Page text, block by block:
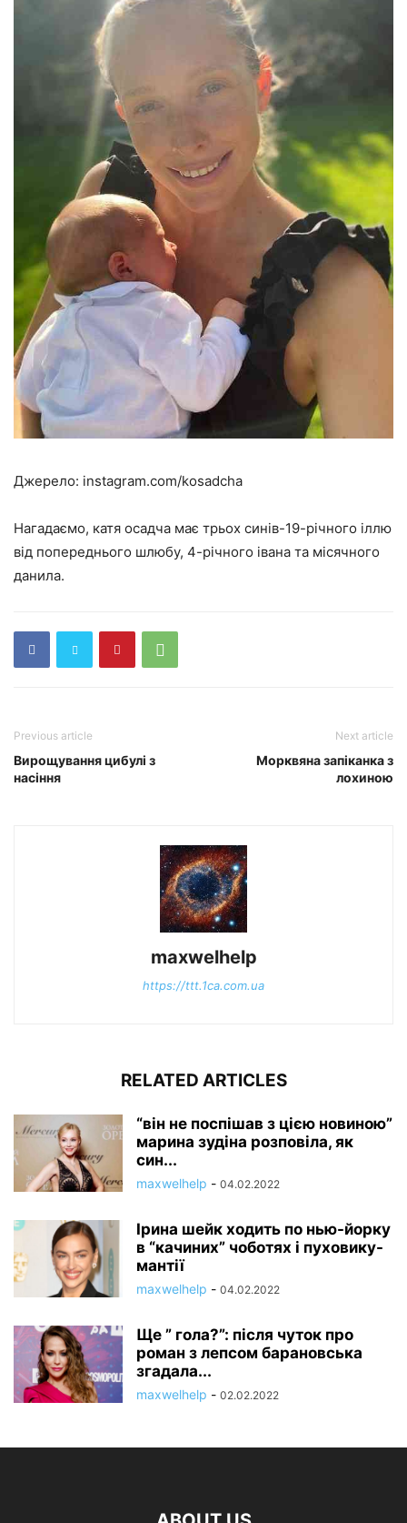
Джерело: instagram.com/kosadcha
Нагадаємо, катя осадча має трьох синів-19-річного іллю
від попереднього шлюбу, 4-річного івана та місячного
данила.
Previous article
Вирощування цибулі з
насіння
Next article
Морквяна запіканка з
лохиною
maxwelhelp
https://ttt.1ca.com.ua
RELATED ARTICLES
“він не поспішав з цією новиною”
марина зудіна розповіла, як
син...
maxwelhelp - 04.02.2022
Ірина шейк ходить по нью-йорку
в “качиних” чоботях і пуховику-
мантії
maxwelhelp - 04.02.2022
Ще ” гола?”: після чуток про
роман з лепсом барановська
згадала...
maxwelhelp - 02.02.2022